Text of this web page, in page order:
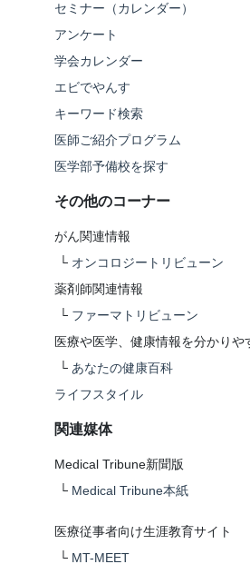
セミナー（カレンダー）
アンケート
学会カレンダー
エビでやんす
キーワード検索
医師ご紹介プログラム
医学部予備校を探す
その他のコーナー
がん関連情報
└ オンコロジートリビューン
薬剤師関連情報
└ ファーマトリビューン
医療や医学、健康情報を分かりや
└ あなたの健康百科
ライフスタイル
関連媒体
Medical Tribune新聞版
└ Medical Tribune本紙
医療従事者向け生涯教育サイト
└ MT-MEET